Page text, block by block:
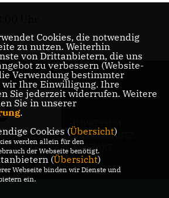
Uhr
DATENSCHUTZ
KONTAKT
Cookies, die notwendig
zu nutzen. Weiterhin
von Drittanbietern, die uns
zu verbessern (Website-
Verwendung bestimmter
wir Ihre Einwilligung. Ihre
Sie jederzeit widerrufen. Weitere
Sie in unserer
.
Cookies (Übersicht)
werden allein für den
der Webseite benötigt.
(Übersicht)
Webseite binden wir Dienste und
ein.